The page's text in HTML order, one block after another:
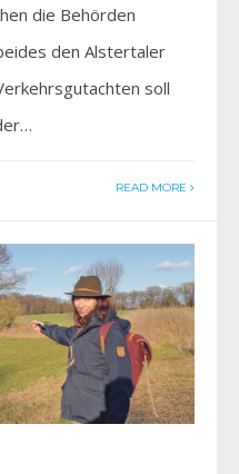
die Behörden
den Alstertaler
soll
READ MORE